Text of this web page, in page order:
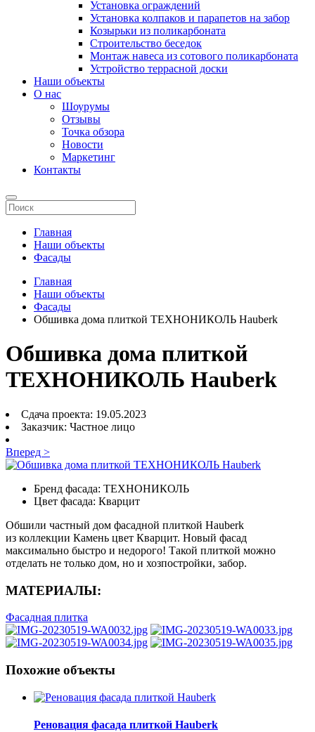
Установка ограждений
Установка колпаков и парапетов на забор
Козырьки из поликарбоната
Строительство беседок
Монтаж навеса из сотового поликарбоната
Устройство террасной доски
Наши объекты
О нас
Шоурумы
Отзывы
Точка обзора
Новости
Маркетинг
Контакты
Главная
Наши объекты
Фасады
Главная
Наши объекты
Фасады
Обшивка дома плиткой ТЕХНОНИКОЛЬ Hauberk
Обшивка дома плиткой
ТЕХНОНИКОЛЬ Hauberk
Сдача проекта: 19.05.2023
Заказчик: Частное лицо
Вперед >
Бренд фасада: ТЕХНОНИКОЛЬ
Цвет фасада: Кварцит
Обшили частный дом фасадной плиткой Hauberk
из коллекции Камень цвет Кварцит. Новый фасад
максимально быстро и недорого! Такой плиткой можно
отделать не только дом, но и хозпостройки, забор.
МАТЕРИАЛЫ:
Фасадная плитка
Похожие объекты
Реновация фасада плиткой Hauberk